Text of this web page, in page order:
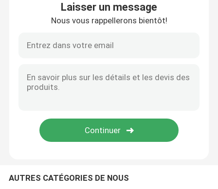
Laisser un message
Nous vous rappellerons bientôt!
AUTRES CATÉGORIES DE NOUS